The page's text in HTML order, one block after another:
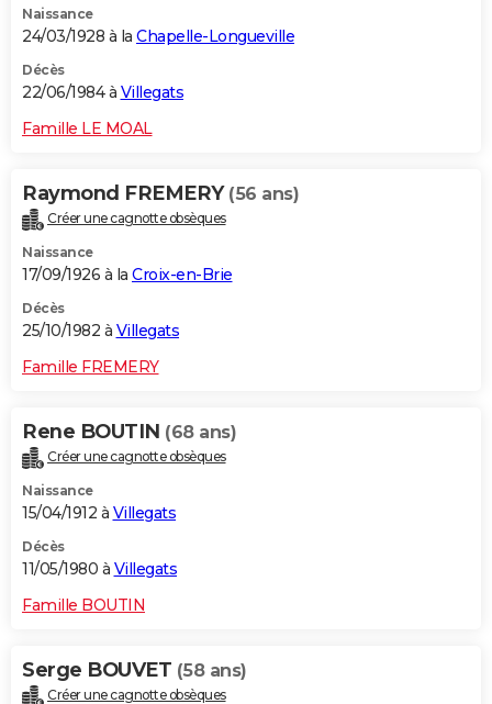
Naissance
24/03/1928 à la Chapelle-Longueville
Décès
22/06/1984 à Villegats
Famille LE MOAL
Raymond FREMERY (56 ans)
Créer une cagnotte obsèques
Naissance
17/09/1926 à la Croix-en-Brie
Décès
25/10/1982 à Villegats
Famille FREMERY
Rene BOUTIN (68 ans)
Créer une cagnotte obsèques
Naissance
15/04/1912 à Villegats
Décès
11/05/1980 à Villegats
Famille BOUTIN
Serge BOUVET (58 ans)
Créer une cagnotte obsèques